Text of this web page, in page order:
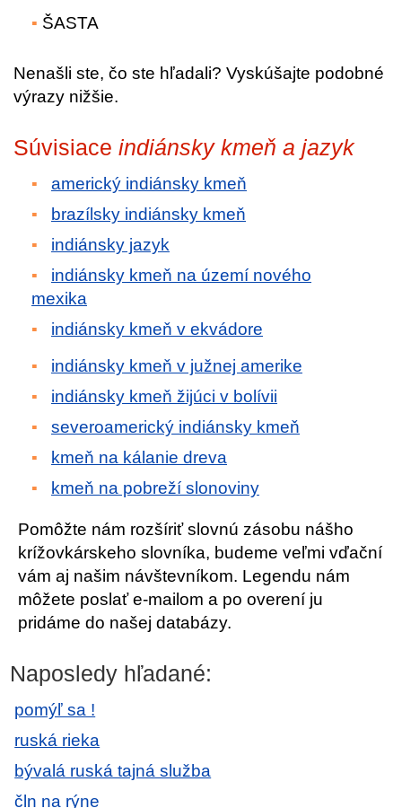
ŠASTA
Nenašli ste, čo ste hľadali? Vyskúšajte podobné
výrazy nižšie.
Súvisiace indiánsky kmeň a jazyk
americký indiánsky kmeň
brazílsky indiánsky kmeň
indiánsky jazyk
indiánsky kmeň na území nového
mexika
indiánsky kmeň v ekvádore
indiánsky kmeň v južnej amerike
indiánsky kmeň žijúci v bolívii
severoamerický indiánsky kmeň
kmeň na kálanie dreva
kmeň na pobreží slonoviny
Pomôžte nám rozšíriť slovnú zásobu nášho
krížovkárskeho slovníka, budeme veľmi vďační
vám aj našim návštevníkom. Legendu nám
môžete poslať e-mailom a po overení ju
pridáme do našej databázy.
Naposledy hľadané:
pomýľ sa !
ruská rieka
bývalá ruská tajná služba
čln na rýne